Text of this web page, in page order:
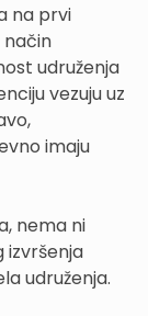
na prvi
udruženja
vezuju uz
imaju
nema ni
izvršenja
udruženja.